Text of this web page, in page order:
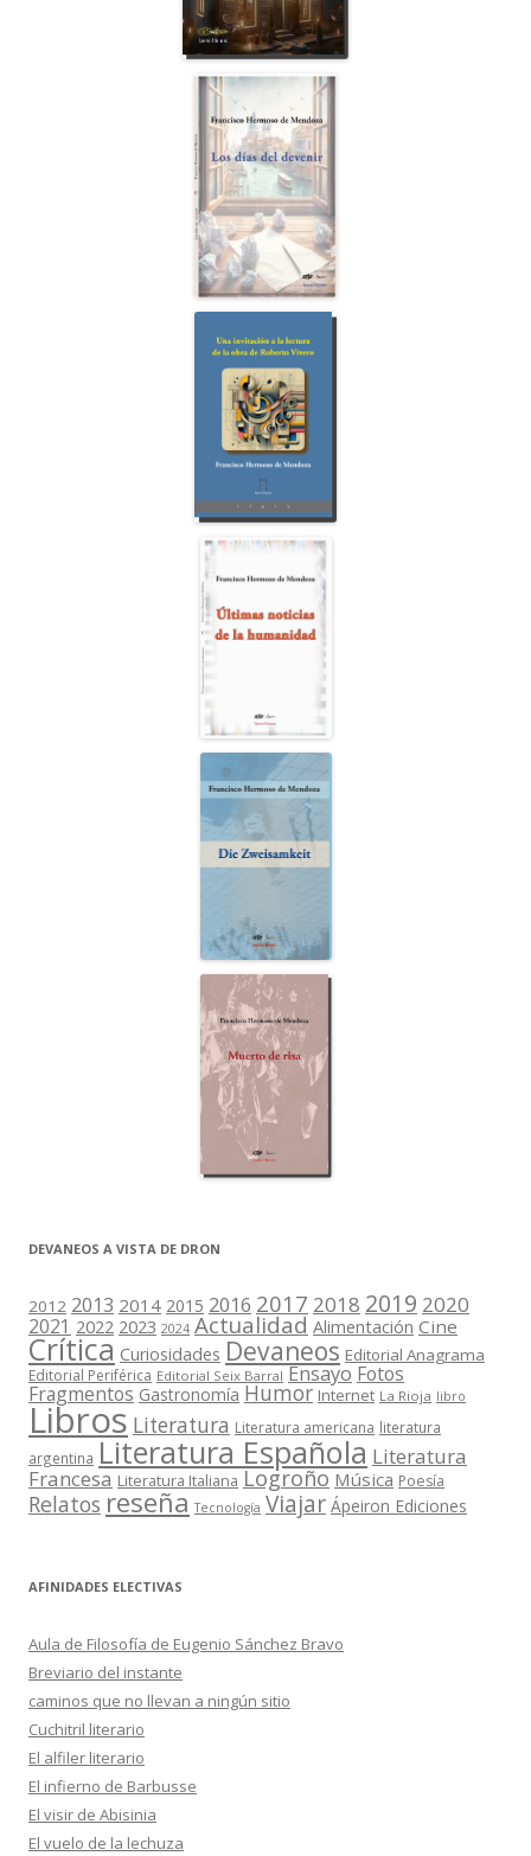
DEVANEOS A VISTA DE DRON
2012 2013 2014 2015 2016 2017 2018 2019 2020
2021 2022 2023 2024 Actualidad Alimentación Cine
Crítica Curiosidades Devaneos Editorial Anagrama
Editorial Periférica Editorial Seix Barral Ensayo Fotos
Fragmentos Gastronomía Humor Internet La Rioja libro
Libros Literatura Literatura americana literatura
argentina Literatura Española Literatura
Francesa Literatura Italiana Logroño Música Poesía
Relatos reseña Tecnología Viajar Ápeiron Ediciones
AFINIDADES ELECTIVAS
Aula de Filosofía de Eugenio Sánchez Bravo
Breviario del instante
caminos que no llevan a ningún sitio
Cuchitril literario
El alfiler literario
El infierno de Barbusse
El visir de Abisinia
El vuelo de la lechuza